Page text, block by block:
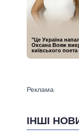
ІНШІ